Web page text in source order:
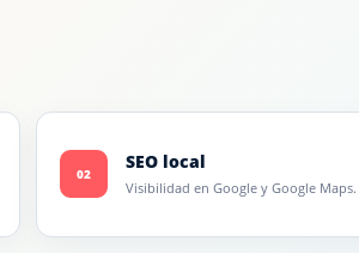
02
SEO local
Visibilidad en Google y Google Maps.